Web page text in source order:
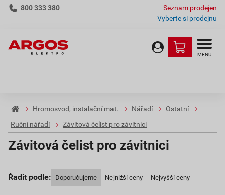
800 333 380
Seznam prodejen
Vyberte si prodejnu
MENU
Hromosvod, instalační mat. Nářadí
Ostatní
Ruční nářadí
Závitová čelist pro závitnici
Závitová čelist pro závitnici
Řadit podle: Doporučujeme Nejnižší ceny Nejvyšší ceny